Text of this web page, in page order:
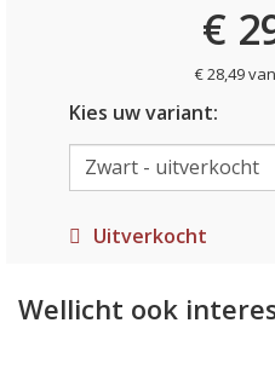
€
€ 28,49
Kies uw variant:
Uitverkocht
Wellicht ook